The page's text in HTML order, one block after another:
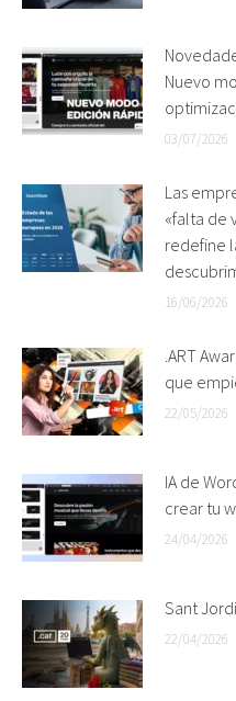
Nuevo
03/07/2026
Las
«falta de
redefine
16/06/2026
.ART
que
22/05/2026
IA de
crear tu
24/04/2026
Sant
22/04/2026